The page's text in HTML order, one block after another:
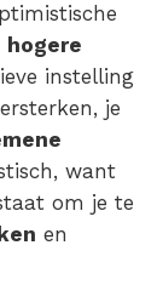
hogere
instelling
je
want
om je te
en